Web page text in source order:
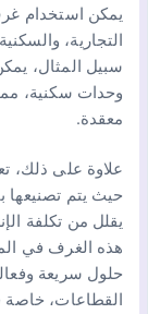
يمكن استخدام
التجارية،
سبيل المثال،
وحدات سكنية،
معقدة.
علاوة على ذلك،
حيث يتم تصنيعها
يقلل من تكلفة
هذه الغرف في
حلول سريعة
القطاعات، خاصة